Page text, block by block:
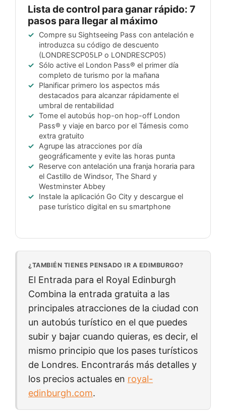
Lista de control para ganar rápido: 7
pasos para llegar al máximo
Compre su Sightseeing Pass con antelación e
introduzca su código de descuento
(LONDRESCP05LP o LONDRESCP05)
Sólo active el London Pass® el primer día
completo de turismo por la mañana
Planificar primero los aspectos más
destacados para alcanzar rápidamente el
umbral de rentabilidad
Tome el autobús hop-on hop-off London
Pass® y viaje en barco por el Támesis como
extra gratuito
Agrupe las atracciones por día
geográficamente y evite las horas punta
Reserve con antelación una franja horaria para
el Castillo de Windsor, The Shard y
Westminster Abbey
Instale la aplicación Go City y descargue el
pase turístico digital en su smartphone
¿TAMBIÉN TIENES PENSADO IR A EDIMBURGO?
El Entrada para el Royal Edinburgh
Combina la entrada gratuita a las
principales atracciones de la ciudad con
un autobús turístico en el que puedes
subir y bajar cuando quieras, es decir, el
mismo principio que los pases turísticos
de Londres. Encontrarás más detalles y
los precios actuales en royal-
edinburgh.com.